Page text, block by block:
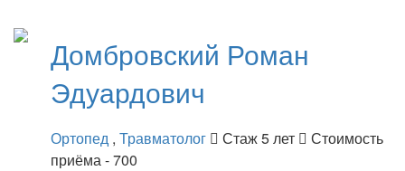
Домбровский Роман
Эдуардович
Ортопед , Травматолог Стаж 5 лет
Стоимость
приёма - 700